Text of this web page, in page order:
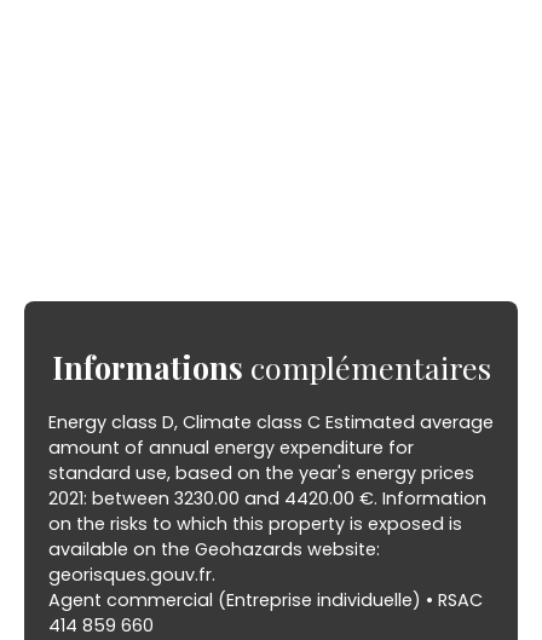
Informations complémentaires
Energy class D, Climate class C Estimated average
amount of annual energy expenditure for
standard use, based on the year's energy prices
2021: between 3230.00 and 4420.00 €. Information
on the risks to which this property is exposed is
available on the Geohazards website:
georisques.gouv.fr.
Agent commercial (Entreprise individuelle) • RSAC
414 859 660